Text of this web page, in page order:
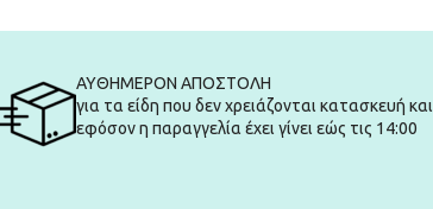
ΑΥΘΗΜΕΡΟΝ ΑΠΟΣΤΟΛΗ
για τα είδη που δεν χρειάζονται κατασκευή και
εφόσον η παραγγελία έχει γίνει εώς τις 14:00